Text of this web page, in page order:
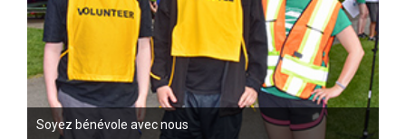
Soyez bénévole avec nous